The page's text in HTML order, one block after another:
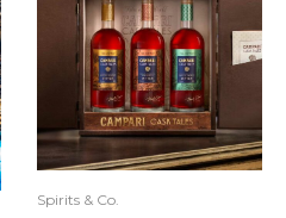
Spirits & Co.